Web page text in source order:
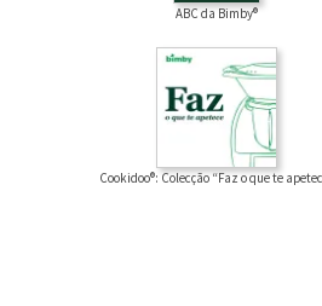
ABC da Bimby®
Cookidoo®: Colecção “Faz o que te